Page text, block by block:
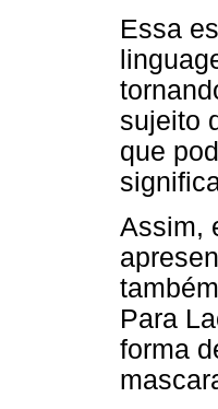
Essa
sujeito
que
Assim,
Para
forma